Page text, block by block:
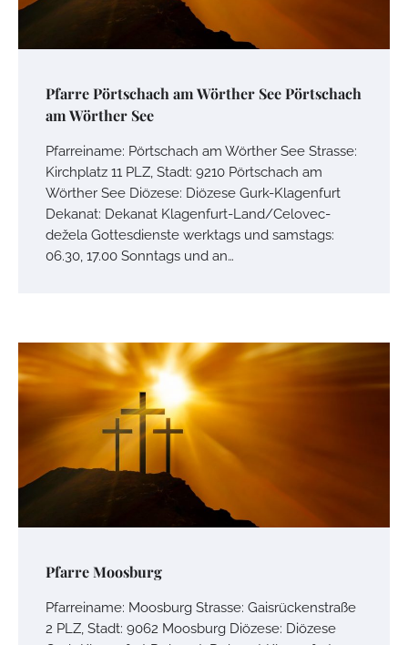
Pfarre Pörtschach am Wörther See Pörtschach
am Wörther See
Pfarreiname: Pörtschach am Wörther See Strasse:
Kirchplatz 11 PLZ, Stadt: 9210 Pörtschach am
Wörther See Diözese: Diözese Gurk-Klagenfurt
Dekanat: Dekanat Klagenfurt-Land/Celovec-
dežela Gottesdienste werktags und samstags:
06.30, 17.00 Sonntags und an…
Pfarre Moosburg
Pfarreiname: Moosburg Strasse: Gaisrückenstraße
2 PLZ, Stadt: 9062 Moosburg Diözese: Diözese